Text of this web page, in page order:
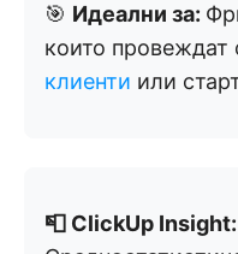
🎯 Идеални за:
които провеждат
клиенти или
📮 ClickUp Insight: